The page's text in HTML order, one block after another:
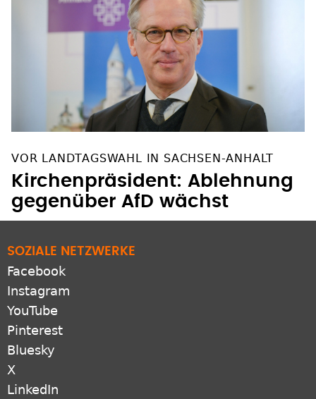
VOR LANDTAGSWAHL IN SACHSEN-ANHALT
Kirchenpräsident: Ablehnung
gegenüber AfD wächst
SOZIALE NETZWERKE
Facebook
Instagram
YouTube
Pinterest
Bluesky
X
LinkedIn